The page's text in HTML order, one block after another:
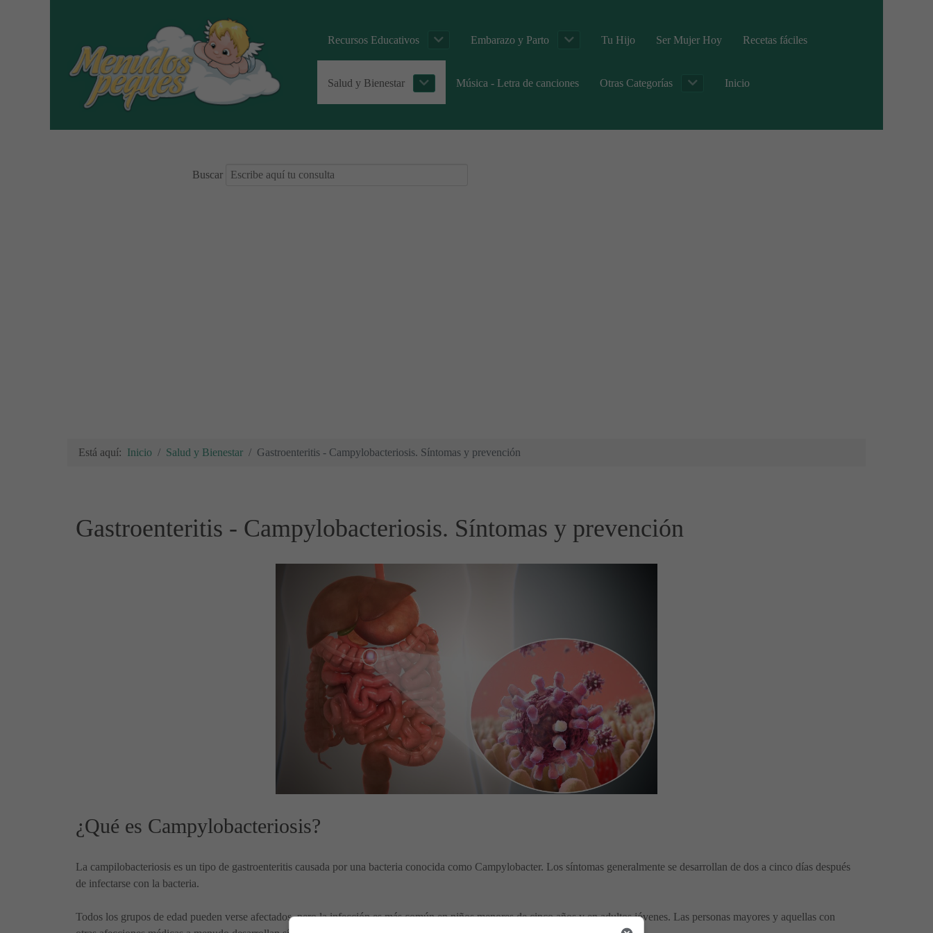
Recursos Educativos Embarazo y Parto Tu Hijo Ser Mujer Hoy Recetas fáciles
Salud y Bienestar Música - Letra de canciones Otras Categorías Inicio
Buscar
Está aquí: Inicio Salud y Bienestar Gastroenteritis - Campylobacteriosis. Síntomas y prevención
Gastroenteritis - Campylobacteriosis. Síntomas y prevención
¿Qué es Campylobacteriosis?
La campilobacteriosis es un tipo de gastroenteritis causada por una bacteria conocida como Campylobacter. Los síntomas generalmente se desarrollan de dos a cinco días después
de infectarse con la bacteria.
Todos los grupos de edad pueden verse afectados, pero la infección es más común en niños menores de cinco años y en adultos jóvenes. Las personas mayores y aquellas con